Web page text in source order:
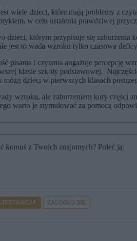
wiele dzieci, które mają problemy z
w celu ustalenia prawdziwej
dzieci, którym przypisuje się zaburzenia
jest to wada wzroku tylko czasowa
pisania i czytania angażuje percepcję
klasie szkoły podstawowej.
mózg dzieci w pierwszych klasach
wzroku, ale zaburzeniem kory części
warto je stymulować za pomocą
komuś z Twoich znajomych? Poleć ją: